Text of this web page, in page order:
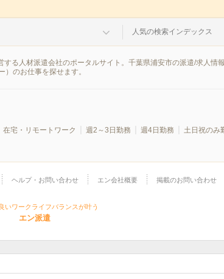
人気の検索インデックス
る人材派遣会社のポータルサイト。千葉県浦安市の派遣/求人情
のお仕事を探せます。
在宅・リモートワーク 週2～3日勤務 週4日勤務 土日祝のみ
ヘルプ・お問い合わせ エン会社概要 掲載のお問い合わせ
いワークライフバランスが叶う
エン派遣